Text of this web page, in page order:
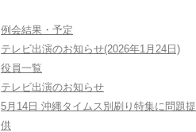
例会結果・予定
テレビ出演のお知らせ(2026年1月24日)
役員一覧
テレビ出演のお知らせ
5月14日 沖縄タイムス別刷り特集に問題提
供